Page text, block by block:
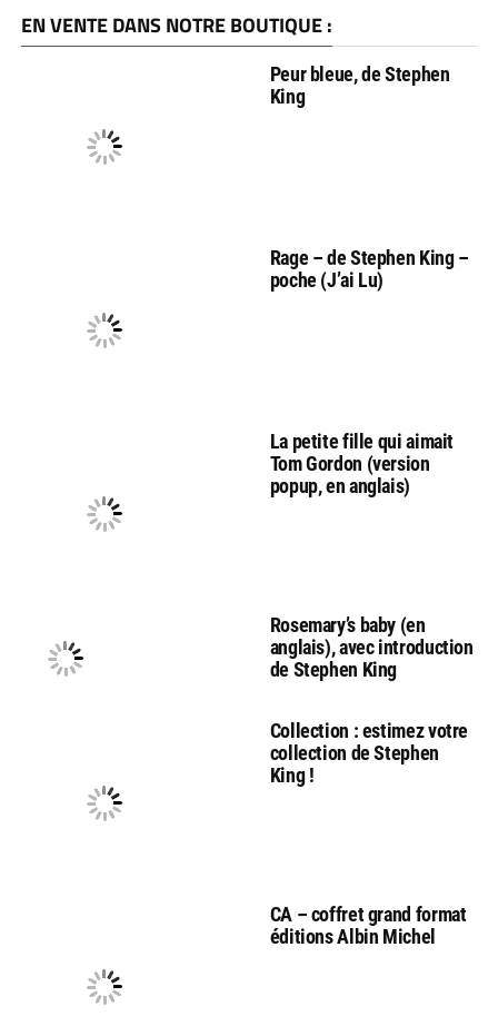
EN VENTE DANS NOTRE BOUTIQUE :
Peur bleue, de Stephen
King
Rage – de Stephen King –
poche (J’ai Lu)
La petite fille qui aimait
Tom Gordon (version
popup, en anglais)
Rosemary’s baby (en
anglais), avec introduction
de Stephen King
Collection : estimez votre
collection de Stephen
King !
CA – coffret grand format
éditions Albin Michel